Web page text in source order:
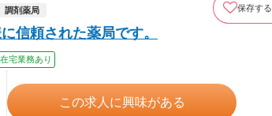
調剤薬局 保存する
信頼された薬局です。
在宅業務あり
この求人に興味がある